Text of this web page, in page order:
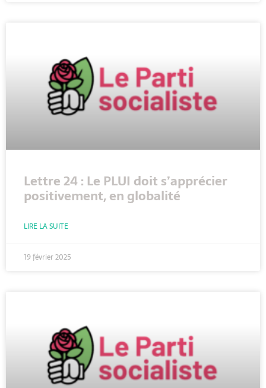
Lettre 24 : Le PLUI doit s’apprécier
positivement, en globalité
LIRE LA SUITE
19 février 2025